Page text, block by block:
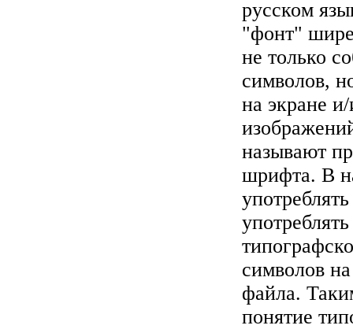
русском
"фонт" шире
не только
символов,
на экране
называют
шрифта. В
символов
файла.
понятие